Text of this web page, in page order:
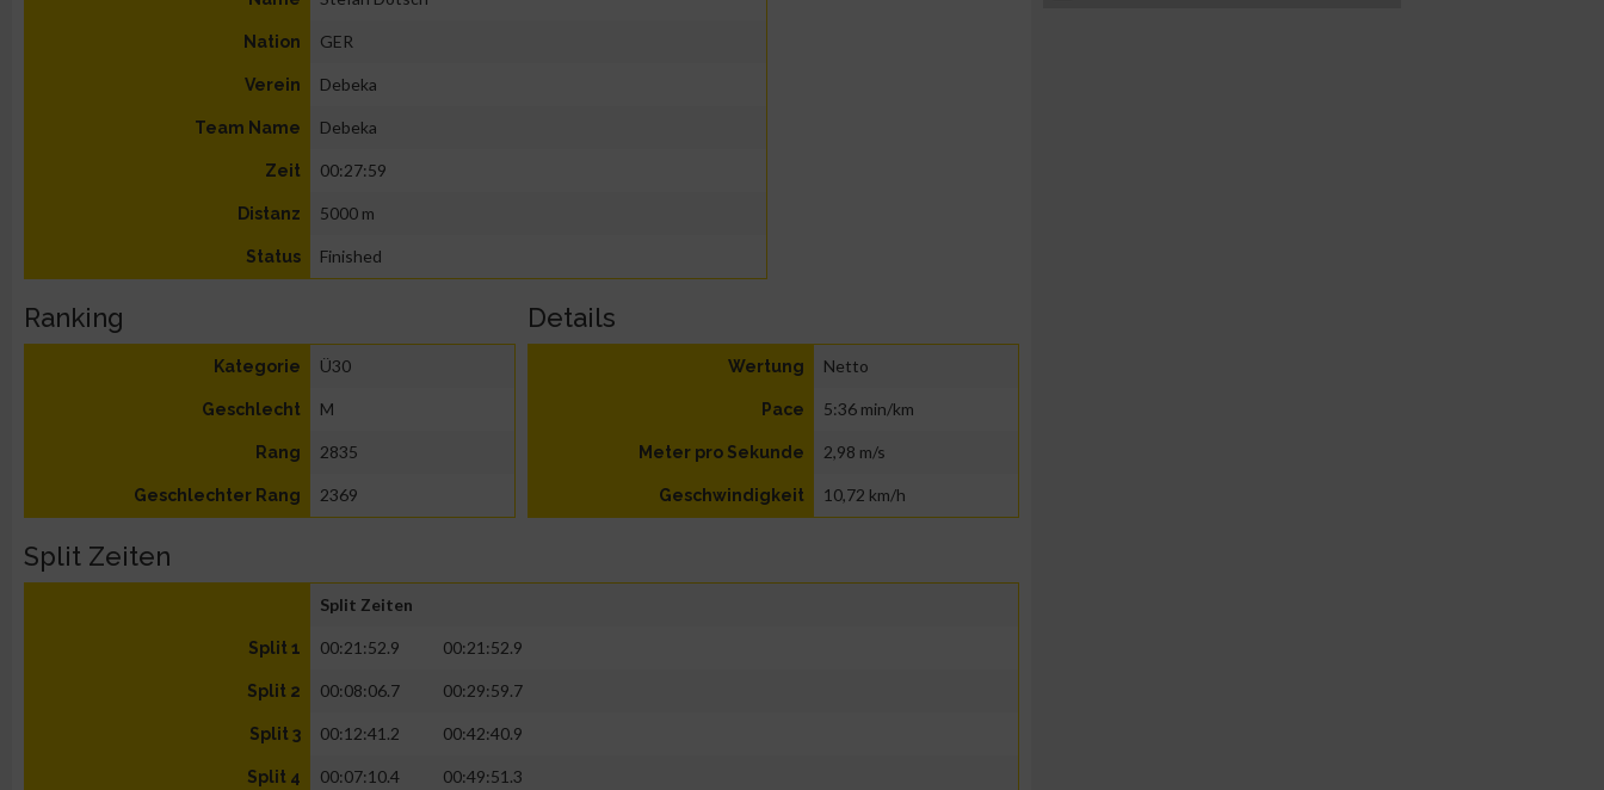
Nation GER
Verein Debeka
Team Name Debeka
Zeit 00:27:59
Distanz 5000 m
Status Finished
Ranking
Kategorie Ü30
Geschlecht M
Rang 2835
Geschlechter Rang 2369
Details
Wertung Netto
Pace 5:36 min/km
Meter pro Sekunde 2,98 m/s
Geschwindigkeit 10,72 km/h
Split Zeiten
Split Zeiten
Split 1 00:21:52.9 00:21:52.9
Split 2 00:08:06.7 00:29:59.7
Split 3 00:12:41.2 00:42:40.9
Split 4 00:07:10.4 00:49:51.3